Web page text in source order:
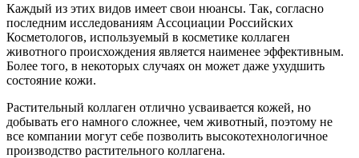
Каждый из этих видов имеет свои нюансы. Так, согласно
последним исследованиям Ассоциации Российских
Косметологов, используемый в косметике коллаген
животного происхождения является наименее эффективным.
Более того, в некоторых случаях он может даже ухудшить
состояние кожи.
Растительный коллаген отлично усваивается кожей, но
добывать его намного сложнее, чем животный, поэтому не
все компании могут себе позволить высокотехнологичное
производство растительного коллагена.